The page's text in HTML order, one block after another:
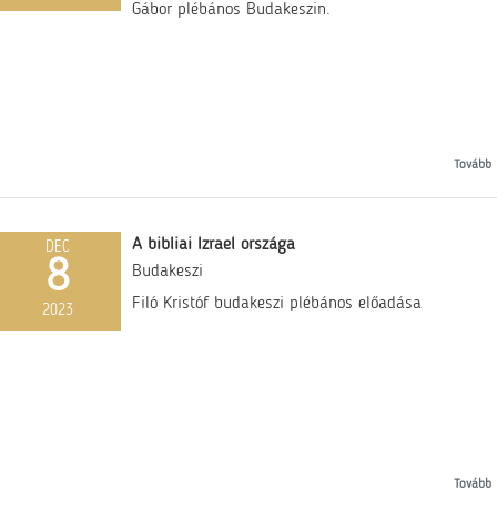
Gábor plébános Budakeszin.
Tovább
DEC
8
2023
A bibliai Izrael országa
Budakeszi
Filó Kristóf budakeszi plébános előadása
Tovább